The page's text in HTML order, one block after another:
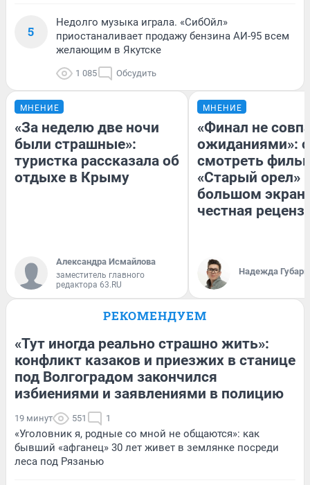
5
Недолго музыка играла. «СибОйл»
приостаналивает продажу бензина АИ-95 всем
желающим в Якутске
1 085 Обсудить
МНЕНИЕ
«За неделю две ночи
были страшные»:
туристка рассказала об
отдыхе в Крыму
Александра Исмайлова
заместитель главного
редактора 63.RU
МНЕНИЕ
«Финал не
ожиданиями»:
смотреть
«Старый орел»
большом
честная
Надежда Губарь
РЕКОМЕНДУЕМ
«Тут иногда реально страшно жить»:
конфликт казаков и приезжих в станице
под Волгоградом закончился
избиениями и заявлениями в полицию
19 минут 551 1
«Уголовник я, родные со мной не общаются»: как
бывший «афганец» 30 лет живет в землянке посреди
леса под Рязанью